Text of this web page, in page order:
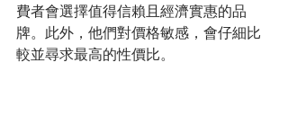
費者會選擇值得信賴且經濟實惠的品
牌。此外，他們對價格敏感，會仔細比
較並尋求最高的性價比。